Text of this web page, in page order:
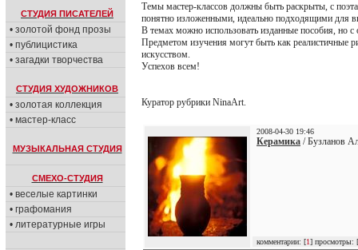
СТУДИЯ ПИСАТЕЛЕЙ
• золотой фонд прозы
• публицистика
• загадки творчества
СТУДИЯ ХУДОЖНИКОВ
• золотая коллекция
• мастер-класс
МУЗЫКАЛЬНАЯ СТУДИЯ
СМЕХО-СТУДИЯ
• веселые картинки
• графомания
• литературные игры
Темы мастер-классов должны быть раскрыты, с
понятно изложенными, идеально подходящими для
В темах можно использовать изданные пособия, но
Предметом изучения могут быть как реалистичные
искусством.
Успехов всем!
Куратор рубрики NinaArt.
2008-04-30 19:46
Керамика / Бузланов
комментарии: [1] просмотры: [